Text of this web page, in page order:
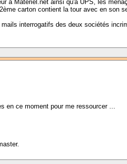
à Materiel.net ainsi qu'à UPS, les
carton contient la tour avec en son
interrogatifs des deux sociétés
en ce moment pour me ressourcer ...